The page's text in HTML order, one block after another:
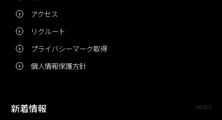
アクセス
リクルート
プライバシーマーク取得
個人情報保護方針
新着情報 NEWS